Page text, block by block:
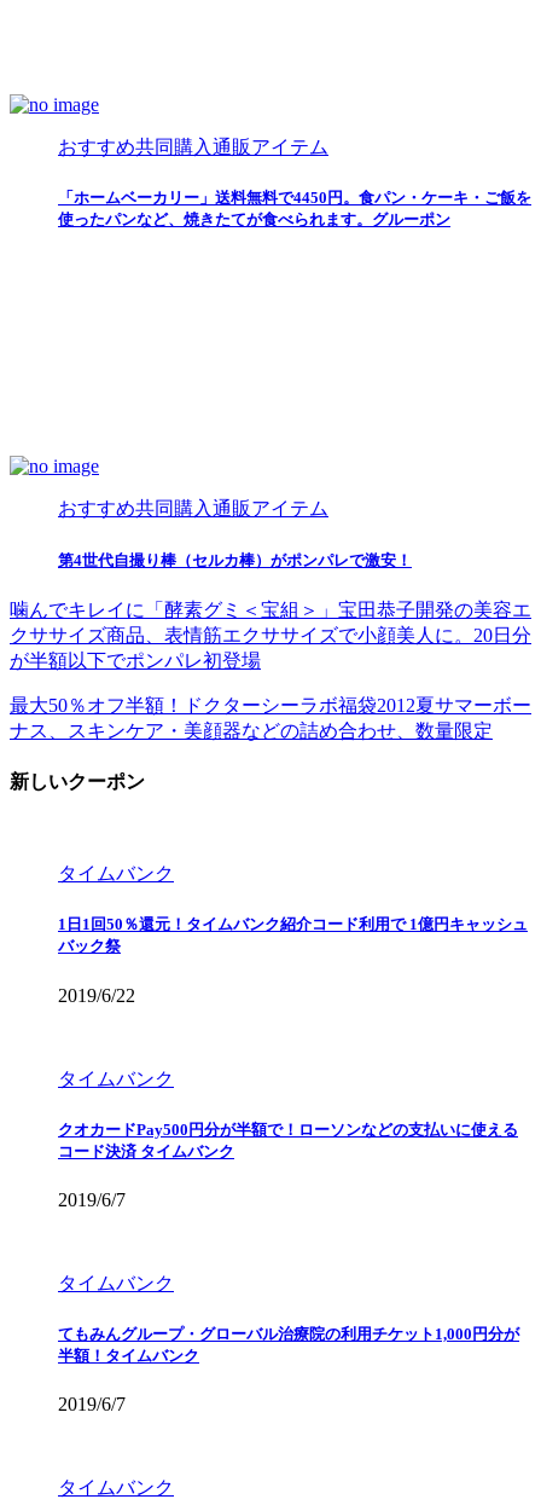
おすすめ共同購入通販アイテム
「ホームベーカリー」送料無料で4450円。食パン・ケーキ・ご飯を
使ったパンなど、焼きたてが食べられます。グルーポン
おすすめ共同購入通販アイテム
第4世代自撮り棒（セルカ棒）がポンパレで激安！
噛んでキレイに「酵素グミ＜宝組＞」宝田恭子開発の美容エ
クササイズ商品、表情筋エクササイズで小顔美人に。20日分
が半額以下でポンパレ初登場
最大50％オフ半額！ドクターシーラボ福袋2012夏サマーボー
ナス、スキンケア・美顔器などの詰め合わせ、数量限定
新しいクーポン
タイムバンク
1日1回50％還元！タイムバンク紹介コード利用で 1億円キャッシュ
バック祭
2019/6/22
タイムバンク
クオカードPay500円分が半額で！ローソンなどの支払いに使える
コード決済 タイムバンク
2019/6/7
タイムバンク
てもみんグループ・グローバル治療院の利用チケット1,000円分が
半額！タイムバンク
2019/6/7
タイムバンク